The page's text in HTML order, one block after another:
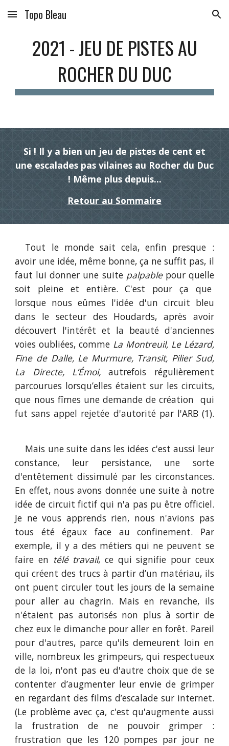
Skip to main content Skip to navigation
Topo Bleau
2021 - JEU DE PISTES AU
ROCHER DU DUC
Si ! Il y a bien un jeu de pistes de cent et
une escalades pas vilaines au Rocher du Duc
! Même plus depuis...
Retour au Sommaire
Tout le monde sait cela, enfin presque :
avoir une idée, même bonne, ça ne suffit pas, il
faut lui donner une suite palpablepour quelle
soit pleine et entière. C'est pour ça que
lorsque nous eûmes l'idée d'un circuit bleu
dans le secteur des Houdards, après avoir
découvert l'intérêt et la beauté d'anciennes
voies oubliées, comme La Montreuil, Le Lézard,
Fine de Dalle, Le Murmure, Transit, Pilier Sud,
La Directe, L’Émoi, autrefois régulièrement
parcourues lorsqu’elles étaient sur les circuits,
que nous fîmes une demande de création qui
fut sans appel rejetée d'autorité par l'ARB (1).
Mais une suite dans les idées c'est aussi leur
constance, leur persistance, une sorte
d'entêtement dissimulé par les circonstances.
En effet, nous avons donnée une suite à notre
idée de circuit fictif qui n'a pas pu être officiel.
Je ne vous apprends rien, nous n'avions pas
tous été égaux face au confinement. Par
exemple, il y a des métiers qui ne peuvent se
faire en télé travail, ce qui signifie pour ceux
qui créent des trucs à partir d’un matériau, ils
ont puent circuler tout les jours de la semaine
pour aller au chagrin. Mais en revanche, ils
n'étaient pas autorisés non plus à sortir de
chez eux le dimanche pour aller en forêt. Pareil
pour d'autres, parce qu'ils demeurent loin en
ville, nombreux les grimpeurs, qui respectueux
de la loi, n'ont pas eu d'autre choix que de se
contenter d’augmenter leur envie de grimper
en regardant des films d’escalade sur internet.
(Le problème avec ça, c'est qu'augmente aussi
la frustration de ne pouvoir grimper :
frustration que les 120 pompes par jour ne